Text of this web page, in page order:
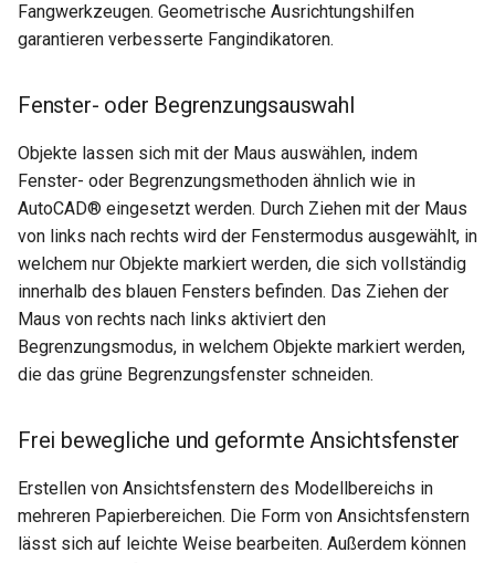
Fangwerkzeugen. Geometrische Ausrichtungshilfen
garantieren verbesserte Fangindikatoren.
Fenster- oder Begrenzungsauswahl
Objekte lassen sich mit der Maus auswählen, indem
Fenster- oder Begrenzungsmethoden ähnlich wie in
AutoCAD® eingesetzt werden. Durch Ziehen mit der Maus
von links nach rechts wird der Fenstermodus ausgewählt, in
welchem nur Objekte markiert werden, die sich vollständig
innerhalb des blauen Fensters befinden. Das Ziehen der
Maus von rechts nach links aktiviert den
Begrenzungsmodus, in welchem Objekte markiert werden,
die das grüne Begrenzungsfenster schneiden.
Frei bewegliche und geformte Ansichtsfenster
Erstellen von Ansichtsfenstern des Modellbereichs in
mehreren Papierbereichen. Die Form von Ansichtsfenstern
lässt sich auf leichte Weise bearbeiten. Außerdem können